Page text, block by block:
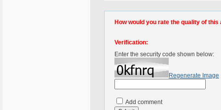
How would you rate the quality of this
Verification:
Enter the security code shown below:
Regenerate Image
Add comment